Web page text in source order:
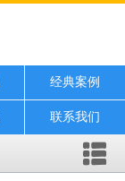
经典案例
联系我们